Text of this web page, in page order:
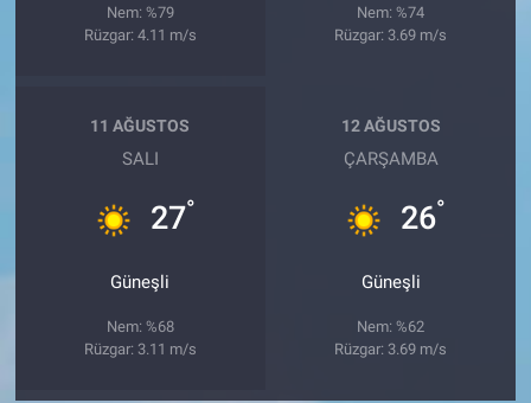
Nem: %79
Rüzgar: 4.11 m/s
Nem: %74
Rüzgar: 3.69 m/s
11 AĞUSTOS
SALI
27°
Güneşli
Nem: %68
Rüzgar: 3.11 m/s
12 AĞUSTOS
ÇARŞAMBA
26°
Güneşli
Nem: %62
Rüzgar: 3.69 m/s